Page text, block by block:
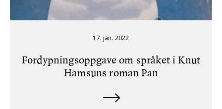
17. jan. 2022
Fordypningsoppgave om språket i Knut
Hamsuns roman Pan